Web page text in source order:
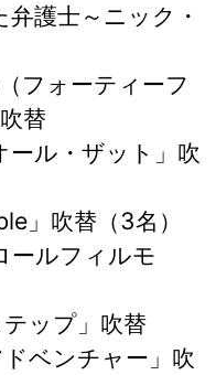
護士～ニック・
フォーティーフ
替
ル・ザット」吹
」吹替（3名）
ールフィルモ
ップ」吹替
ベンチャー」吹